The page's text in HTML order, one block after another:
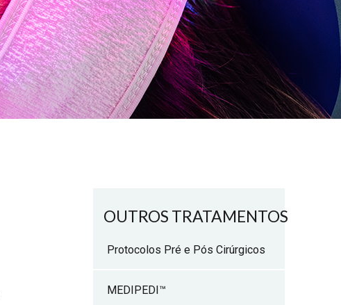
OUTROS TRATAMENTOS
Protocolos Pré e Pós Cirúrgicos
MEDIPEDI™